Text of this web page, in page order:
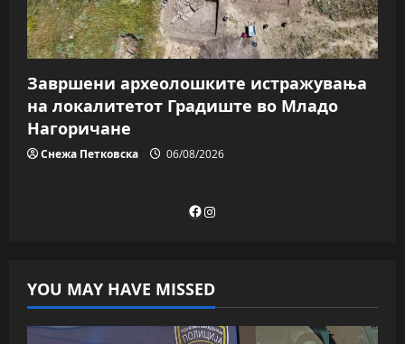
Завршени археолошките истражувања
на локалитетот Градиште во Младо
Нагоричане
Снежа Петковска 06/08/2026
Facebook
Instagram
YOU MAY HAVE MISSED